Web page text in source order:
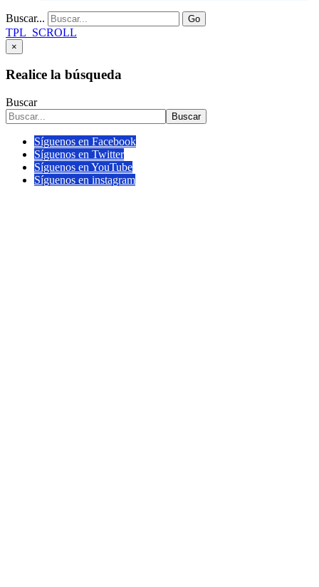
Buscar... Go
TPL_SCROLL
×
Realice la búsqueda
Buscar
Buscar
Síguenos en Facebook
Síguenos en Twitter
Síguenos en YouTube
Síguenos en instagram